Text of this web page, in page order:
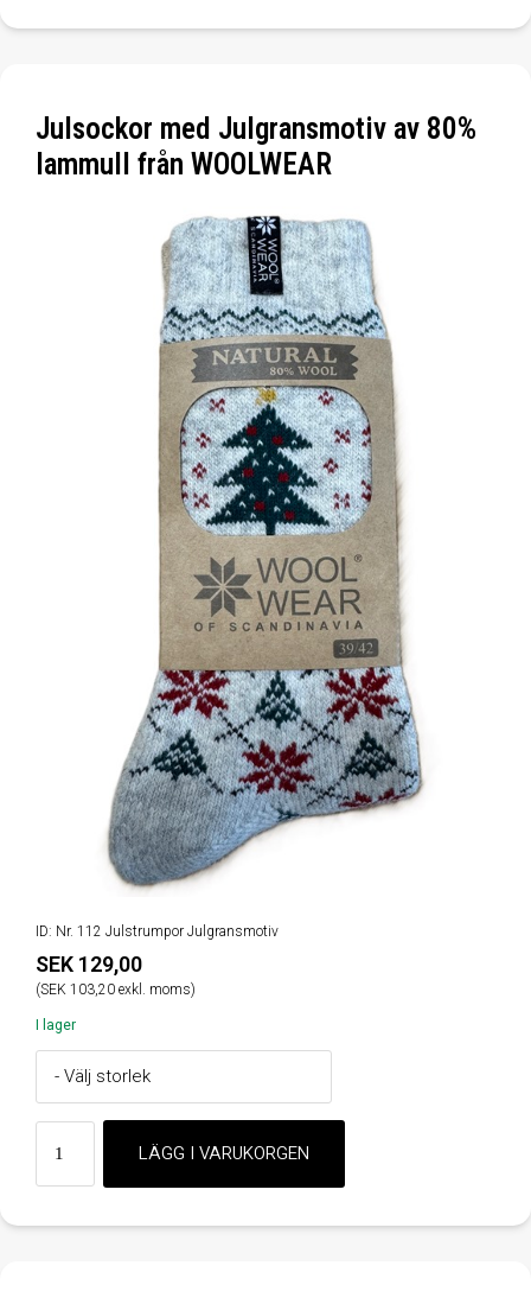
Julsockor med Julgransmotiv av 80%
lammull från WOOLWEAR
ID: Nr. 112 Julstrumpor Julgransmotiv
SEK 129,00
(SEK 103,20 exkl. moms)
I lager